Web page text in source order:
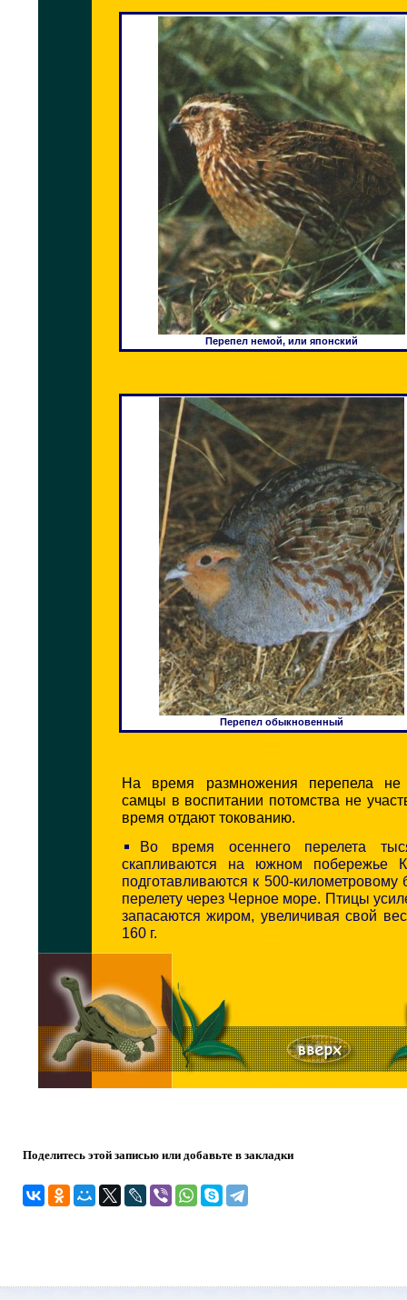
Перепел немой, или японский
Перепел обыкновенный
На время размножения перепела не
самцы в воспитании потомства не
время отдают токованию.
Во время осеннего перелета
скапливаются на южном побережье
подготавливаются к 500-километровому
перелету через Черное море. Птицы
запасаются жиром, увеличивая свой
160 г.
Поделитесь этой записью или добавьте в закладки